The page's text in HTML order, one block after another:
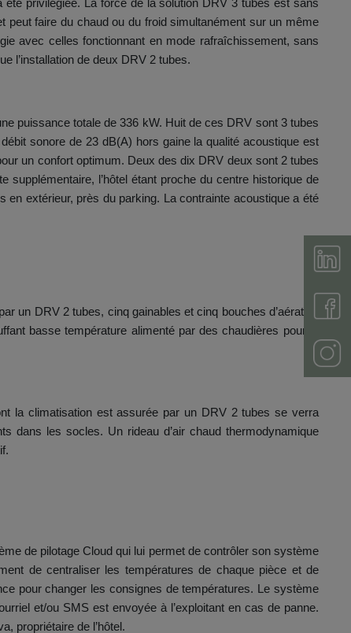
privilégiée. La force de la solution DRV 3 tubes est sans
peut faire du chaud ou du froid simultanément sur un même
avec celles fonctionnant en mode rafraîchissement, sans
l’installation de deux DRV 2 tubes.
puissance totale de 336 kW. Huit de ces DRV sont 3 tubes
sonore de 23 dB(A) hors gaine la qualité acoustique est
un confort optimum. Deux des dix DRV deux sont 2 tubes
l’hôtel étant proche du centre historique de
extérieur, près du parking. La contrainte acoustique a été
un DRV 2 tubes, cinq gainables et cinq bouches d’aération
basse température alimenté par des chaudières pour la
la climatisation est assurée par un DRV 2 tubes se verra
dans les socles. Un rideau d’air chaud thermodynamique
de pilotage Cloud qui lui permet de contrôler son système
de centraliser les températures de chaque pièce et de
pour changer les consignes de températures. Le système
et/ou SMS est envoyée à l’exploitant en cas de panne.
propriétaire de l’hôtel.